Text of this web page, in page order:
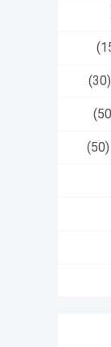
(30)
(50)